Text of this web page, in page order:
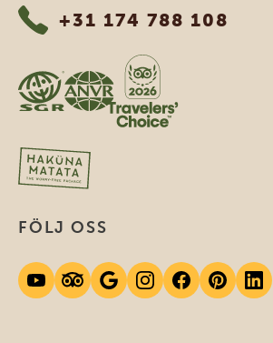
+31 174 788 108
FÖLJ OSS